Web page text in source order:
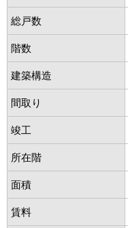
総戸数
階数
建築構造
間取り
竣工
所在階
面積
賃料